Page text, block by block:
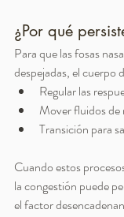
¿Por qué
Para que las fosas
despejadas, el cuerpo
Regular las
Mover fluidos de
Transición para
Cuando estos
la congestión puede
el factor